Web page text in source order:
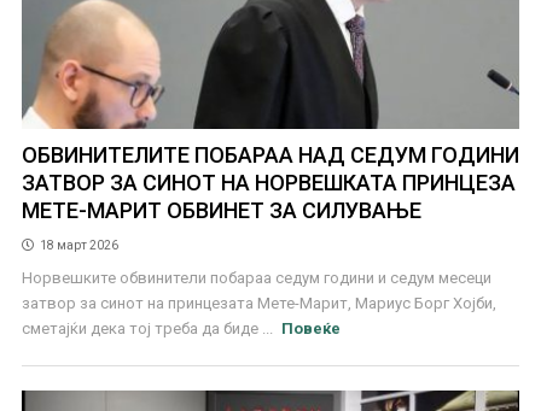
ОБВИНИТЕЛИТЕ ПОБАРАА НАД СЕДУМ ГОДИНИ
ЗАТВОР ЗА СИНОТ НА НОРВЕШКАТА ПРИНЦЕЗА
МЕТЕ-МАРИТ ОБВИНЕТ ЗА СИЛУВАЊЕ
18 март 2026
Норвешките обвинители побараа седум години и седум месеци
затвор за синот на принцезата Мете-Марит, Мариус Борг Хојби,
сметајќи дека тој треба да биде ...
Повеќе